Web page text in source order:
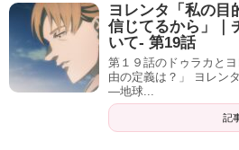
ヨレンタ「私の目
信じてるから」｜
いて- 第19話
第１９話のドゥラカと
由の定義は？」 ヨレン
―地球...
記